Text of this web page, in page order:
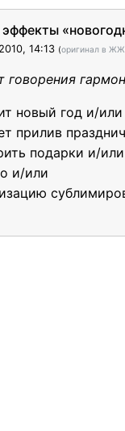
14:13 (оригинал в ЖЖ
говорения
новый год и/или
прилив
подарки и/или
и/или